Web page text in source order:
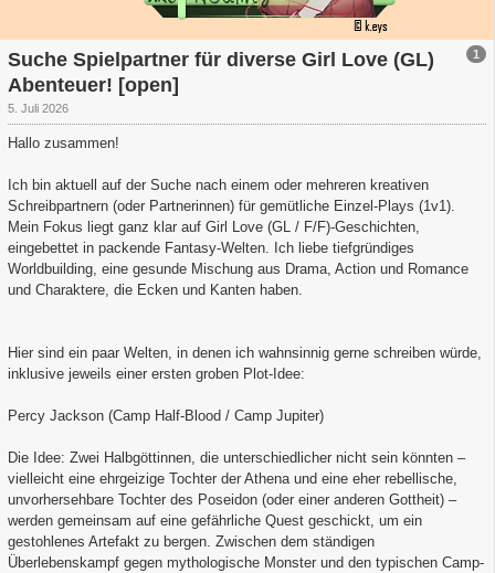
1
Suche Spielpartner für diverse Girl Love (GL)
Abenteuer! [open]
5. Juli 2026
Hallo zusammen!
Ich bin aktuell auf der Suche nach einem oder mehreren kreativen
Schreibpartnern (oder Partnerinnen) für gemütliche Einzel-Plays (1v1).
Mein Fokus liegt ganz klar auf Girl Love (GL / F/F)-Geschichten,
eingebettet in packende Fantasy-Welten. Ich liebe tiefgründiges
Worldbuilding, eine gesunde Mischung aus Drama, Action und Romance
und Charaktere, die Ecken und Kanten haben.
Hier sind ein paar Welten, in denen ich wahnsinnig gerne schreiben würde,
inklusive jeweils einer ersten groben Plot-Idee:
Percy Jackson (Camp Half-Blood / Camp Jupiter)
Die Idee: Zwei Halbgöttinnen, die unterschiedlicher nicht sein könnten –
vielleicht eine ehrgeizige Tochter der Athena und eine eher rebellische,
unvorhersehbare Tochter des Poseidon (oder einer anderen Gottheit) –
werden gemeinsam auf eine gefährliche Quest geschickt, um ein
gestohlenes Artefakt zu bergen. Zwischen dem ständigen
Überlebenskampf gegen mythologische Monster und den typischen Camp-